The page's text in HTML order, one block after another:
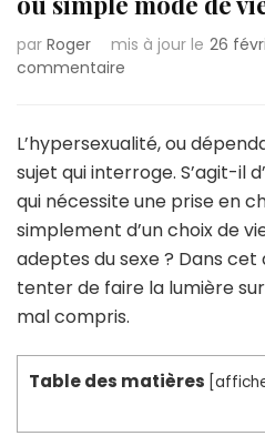
par Roger mis à jour le 26
commentaire
trouble
psychologique
ou
simple
mode
de
?
L’hypersexualité, ou
sujet qui interroge. S’agit-il
qui nécessite une prise en
simplement d’un choix de
adeptes du sexe ? Dans cet
tenter de faire la lumière
mal compris.
Table des matières [